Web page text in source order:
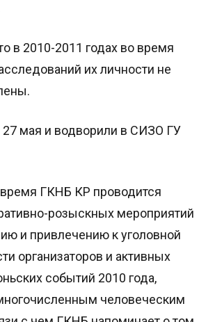
в 2010-2011 годах во время
их личности не
мая и водворили в СИЗО ГУ
ГКНБ КР проводится
розыскных мероприятий
и привлечению к уголовной
организаторов и активных
событий 2010 года,
человеческим